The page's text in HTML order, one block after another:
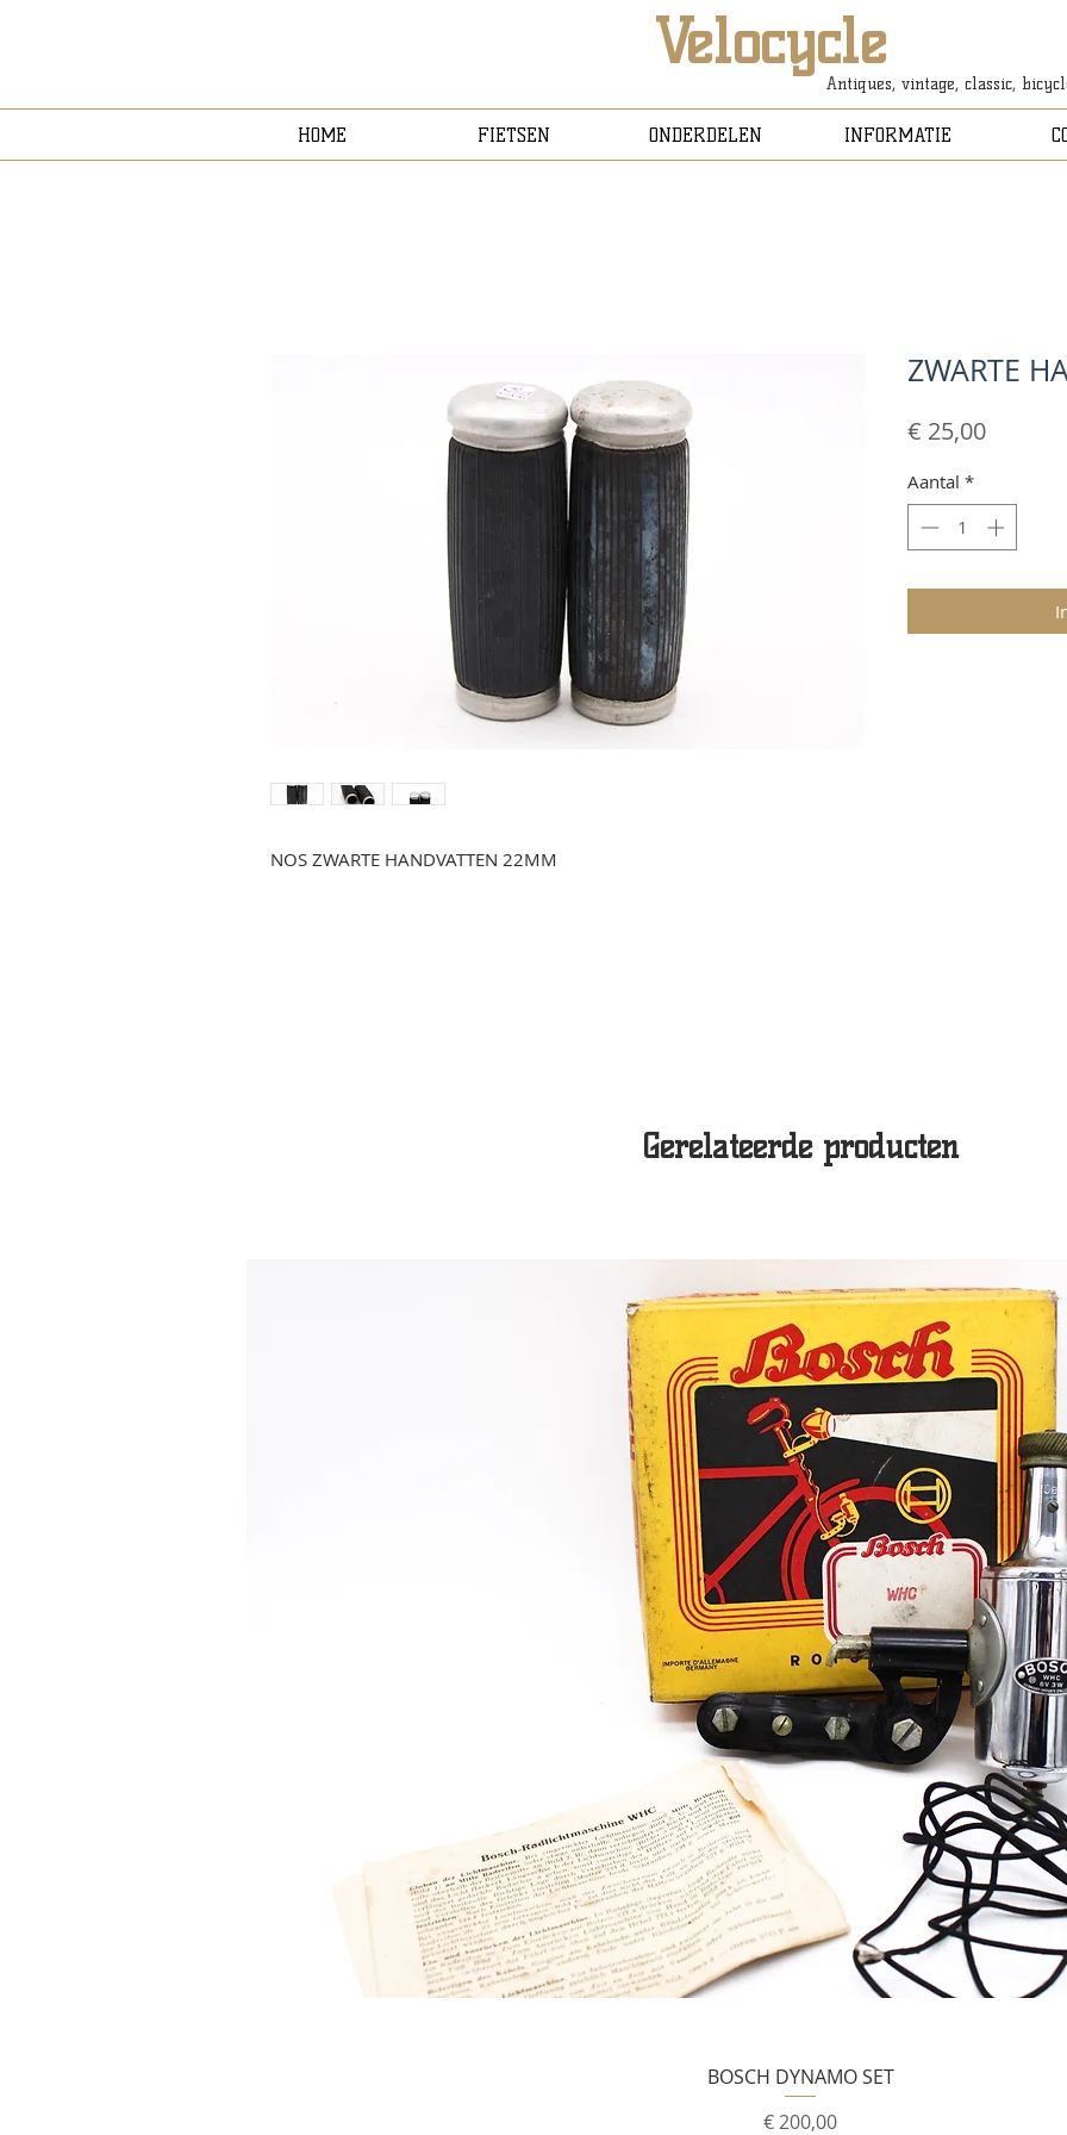
Velocycle
Antiques, vintage, classic,
HOME FIETSEN ONDERDELEN INFORMATIE
NOS ZWARTE HANDVATTEN 22MM
ZWARTE
€ 25,00Prijs
Aantal *
Gerelateerde producten
BOSCH DYNAMO SET
Prijs
€ 200,00